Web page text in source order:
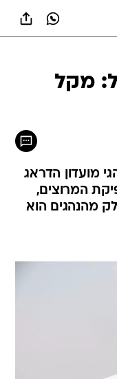
מקל
מועדון הדראג
המרוצים,
מהנהגים הוא